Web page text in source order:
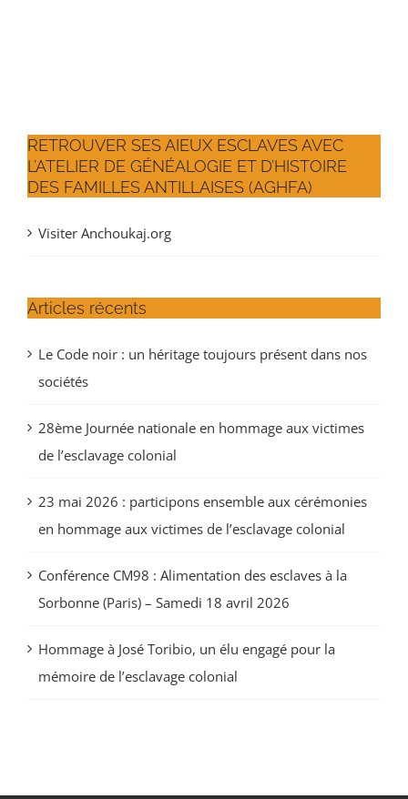
RETROUVER SES AIEUX ESCLAVES AVEC
L’ATELIER DE GÉNÉALOGIE ET D’HISTOIRE
DES FAMILLES ANTILLAISES (AGHFA)
Visiter Anchoukaj.org
Articles récents
Le Code noir : un héritage toujours présent dans nos
sociétés
28ème Journée nationale en hommage aux victimes
de l’esclavage colonial
23 mai 2026 : participons ensemble aux cérémonies
en hommage aux victimes de l’esclavage colonial
Conférence CM98 : Alimentation des esclaves à la
Sorbonne (Paris) – Samedi 18 avril 2026
Hommage à José Toribio, un élu engagé pour la
mémoire de l’esclavage colonial